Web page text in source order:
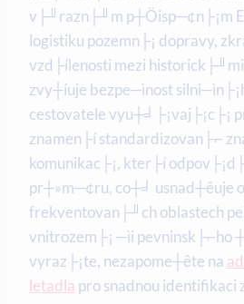
v├╜razn├╜m p┼Öisp─¢n├¡m
logistiku pozemn├¡ dopravy,
vzd├ílenosti mezi
zvy┼íuje bezpe─ìnost
cestovatele vyu┼╛├¡vaj├¡c├¡
znamen├í standardizovan├⌐
komunikac├¡, kter├í
pr┼»m─¢ru, co┼╛ usnad┼êuje
frekventovan├╜ch oblastech
vnitrozem├¡ ─ìi pevninsk├⌐ho
vyraz├¡te, nezapome┼ête na
letadla pro snadnou identifikaci